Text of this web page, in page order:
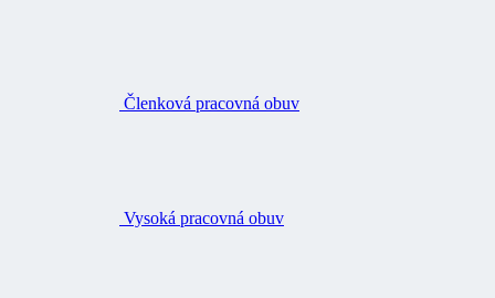
Členková pracovná obuv
Vysoká pracovná obuv